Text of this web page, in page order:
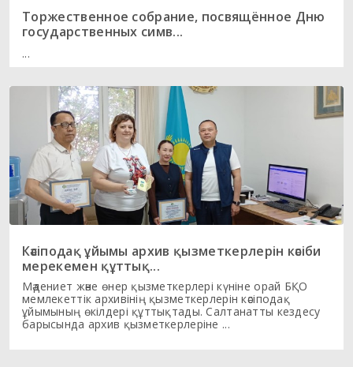
Торжественное собрание, посвящённое Дню
государственных симв...
...
Кәсіподақ ұйымы архив қызметкерлерін кәсіби
мерекемен құттық...
Мәдениет және өнер қызметкерлері күніне орай БҚО
мемлекеттік архивінің қызметкерлерін кәсіподақ
ұйымының өкілдері құттықтады. Салтанатты кездесу
барысында архив қызметкерлеріне ...